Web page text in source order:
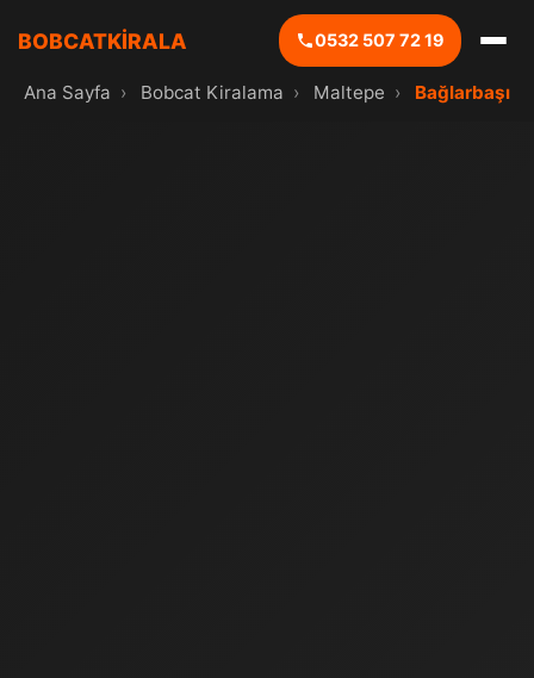
BOBCATKİRALA 0532 507 72 19
Ana Sayfa › Bobcat Kiralama › Maltepe › Bağlarbaşı